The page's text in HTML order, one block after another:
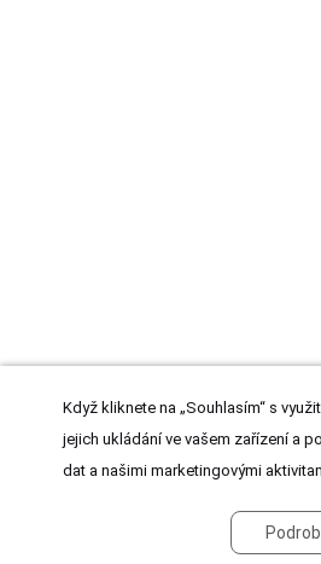
Když kliknete na „Souhlasím“ s
jejich ukládání ve vašem zařízení a
dat a našimi marketingovými